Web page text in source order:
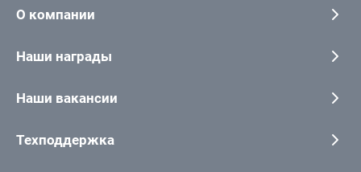
О компании
Наши награды
Наши вакансии
Техподдержка